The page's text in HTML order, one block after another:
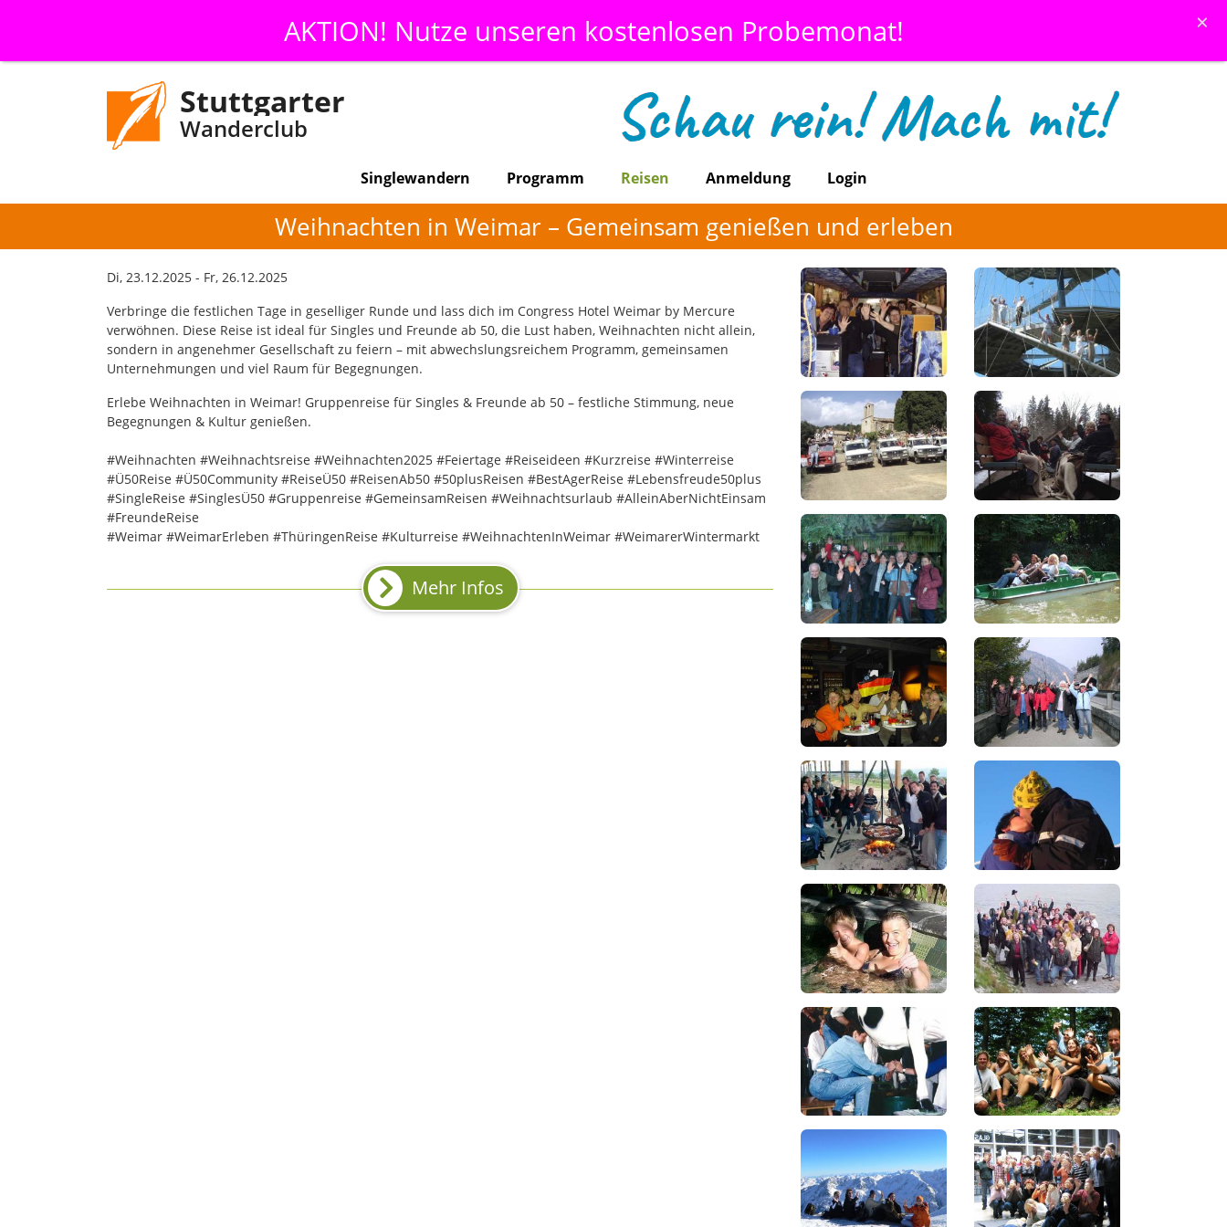
AKTION! Nutze unseren kostenlosen Probemonat! ×
Stuttgarter
Wanderclub
Singlewandern Programm Reisen Anmeldung Login
Weihnachten in Weimar – Gemeinsam genießen und erleben
Di, 23.12.2025 - Fr, 26.12.2025
Verbringe die festlichen Tage in geselliger Runde und lass dich im Congress Hotel Weimar by Mercure
verwöhnen. Diese Reise ist ideal für Singles und Freunde ab 50, die Lust haben, Weihnachten nicht allein,
sondern in angenehmer Gesellschaft zu feiern – mit abwechslungsreichem Programm, gemeinsamen
Unternehmungen und viel Raum für Begegnungen.
Erlebe Weihnachten in Weimar! Gruppenreise für Singles & Freunde ab 50 – festliche Stimmung, neue
Begegnungen & Kultur genießen.
#Weihnachten #Weihnachtsreise #Weihnachten2025 #Feiertage #Reiseideen #Kurzreise #Winterreise
#Ü50Reise #Ü50Community #ReiseÜ50 #ReisenAb50 #50plusReisen #BestAgerReise #Lebensfreude50plus
#SingleReise #SinglesÜ50 #Gruppenreise #GemeinsamReisen #Weihnachtsurlaub #AlleinAberNichtEinsam
#FreundeReise
#Weimar #WeimarErleben #ThüringenReise #Kulturreise #WeihnachtenInWeimar #WeimarerWintermarkt
Mehr Infos